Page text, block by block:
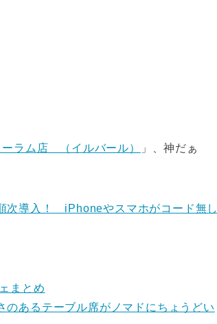
ラム店 （イルバール）
」、神だぁ
次導入！ iPhoneやスマホがコード無し
まとめ
のあるテーブル席がノマドにちょうどい